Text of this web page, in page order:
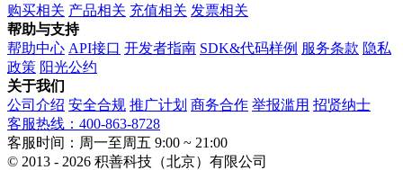
购买相关 产品相关 充值相关 发票相关
帮助与支持
帮助中心 API接口 开发者指南 SDK&代码样例 服务条款 隐私
政策 阳光公约
关于我们
公司介绍 安全合规 推广计划 商务合作 举报滥用 招贤纳士
客服热线：400-863-8728
客服时间：周一至周五 9:00 ~ 21:00
© 2013 - 2026 积善科技（北京）有限公司